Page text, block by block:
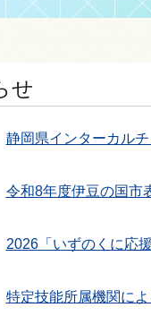
報
せ
静岡県インターカル
令和8年度伊豆の国市
2026「いずのくに応援
特定技能所属機関に